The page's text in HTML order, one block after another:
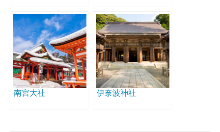
南宮大社 伊奈波神社